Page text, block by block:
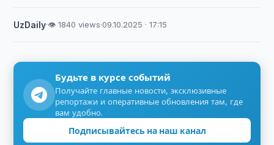
UzDaily·👁 1840 views·09.10.2025 · 17:15
Будьте в курсе событий
Получайте главные новости, эксклюзивные
репортажи и оперативные обновления там, где
вам удобно.
Подписывайтесь на наш канал